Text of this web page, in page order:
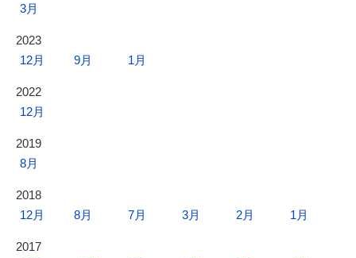
3月
2023
12月
9月 1月
2022
12月
2019
8月
2018
12月
8月 7月 3月 2月 1月
2017